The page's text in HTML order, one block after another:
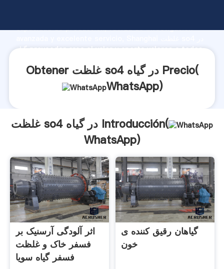
capacidad de producción, fuerza de investigación
گیاه proveedor crea el valor y aporta valores a todos
Obtener غلظت so4 در گیاه Precio(
WhatsApp)
غلظت so4 در گیاه Introducción(
WhatsApp)
اثر آلودگی آرسنیک بر
فسفر خاک و غلظت
فسفر گیاه سویا
گیاهان رقیق کننده ی
خون